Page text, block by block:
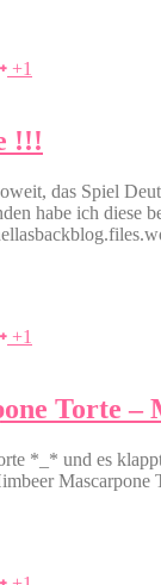
+1
!!!
das Spiel
habe ich diese
+1
Torte –
*_* und es
Mascarpone